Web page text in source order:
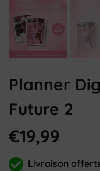
Planner
Future 2
€19,99
Livraison